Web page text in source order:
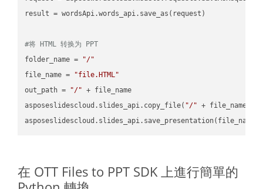
result = wordsApi.words_api.save_as(request)
#将 HTML 转换为 PPT
folder_name =
"/"
file_name =
"file.HTML"
out_path =
"/" + file_name
asposeslidescloud.slides_api.copy_file( "/" + file_name,
在 OTT Files to PPT SDK 上進行簡單的